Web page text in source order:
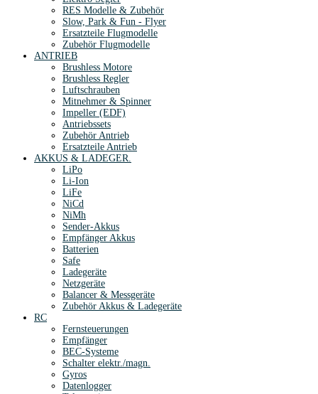
RES Modelle & Zubehör
Slow, Park & Fun - Flyer
Ersatzteile Flugmodelle
Zubehör Flugmodelle
ANTRIEB
Brushless Motore
Brushless Regler
Luftschrauben
Mitnehmer & Spinner
Impeller (EDF)
Antriebssets
Zubehör Antrieb
Ersatzteile Antrieb
AKKUS & LADEGER.
LiPo
Li-Ion
LiFe
NiCd
NiMh
Sender-Akkus
Empfänger Akkus
Batterien
Safe
Ladegeräte
Netzgeräte
Balancer & Messgeräte
Zubehör Akkus & Ladegeräte
RC
Fernsteuerungen
Empfänger
BEC-Systeme
Schalter elektr./magn.
Gyros
Datenlogger